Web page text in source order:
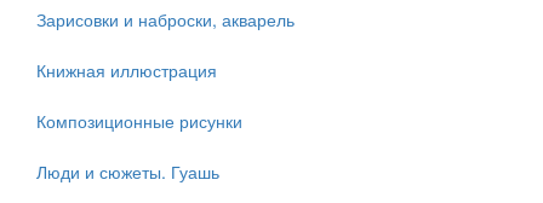
Зарисовки и наброски, акварель
Книжная иллюстрация
Композиционные рисунки
Люди и сюжеты. Гуашь